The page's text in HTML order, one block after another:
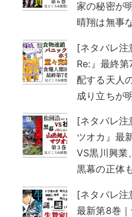
家の秘密が
晴翔は無事
[ネタバレ注
Re:』最終
配する天人
成り立ちが
[ネタバレ注
ツオカ』最
VS黒川興業
黒幕の正体
[ネタバレ注
最新第8巻